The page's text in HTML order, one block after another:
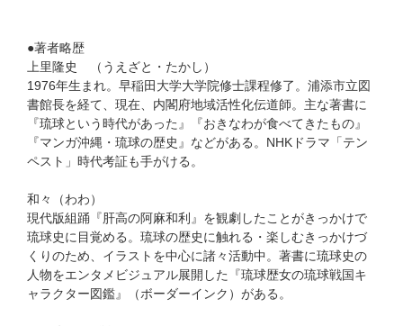
●著者略歴
上里隆史 （うえざと・たかし）
1976年生まれ。早稲田大学大学院修士課程修了。浦添市立図
書館長を経て、現在、内閣府地域活性化伝道師。主な著書に
『琉球という時代があった』『おきなわが食べてきたもの』
『マンガ沖縄・琉球の歴史』などがある。NHKドラマ「テン
ペスト」時代考証も手がける。
和々（わわ）
現代版組踊『肝高の阿麻和利』を観劇したことがきっかけで
琉球史に目覚める。琉球の歴史に触れる・楽しむきっかけづ
くりのため、イラストを中心に諸々活動中。著書に琉球史の
人物をエンタメビジュアル展開した『琉球歴女の琉球戦国キ
ャラクター図鑑』（ボーダーインク）がある。